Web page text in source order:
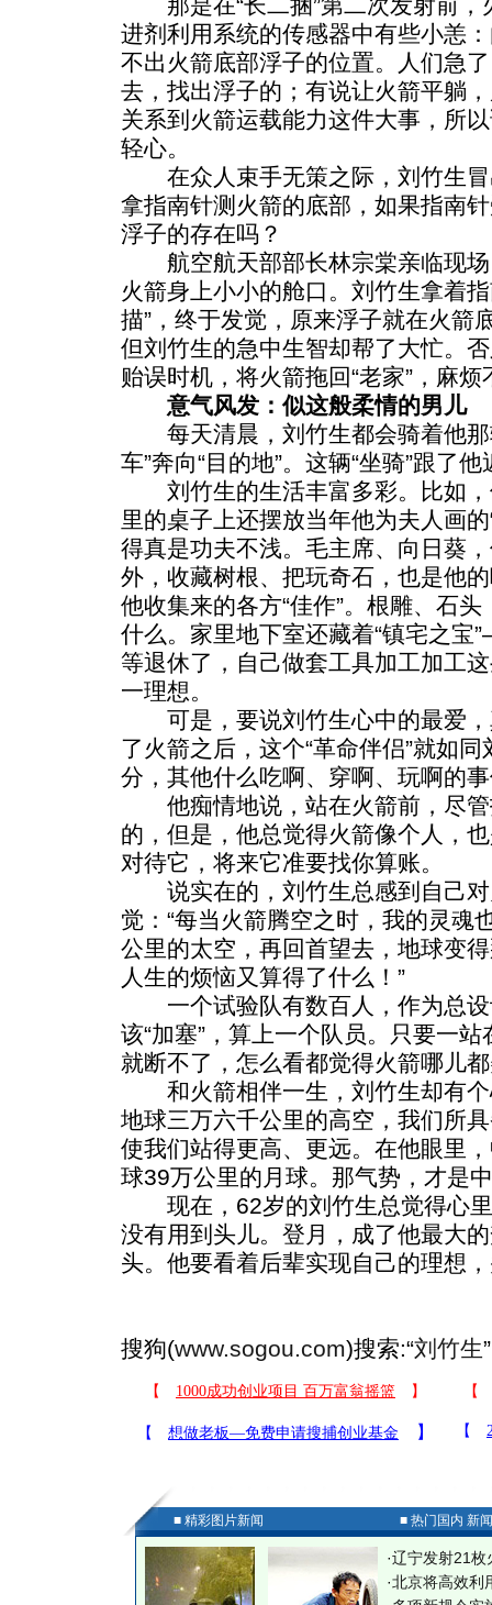
进剂利用系统的传感器中有些小恙
不出火箭底部浮子的位置。人们急
去，找出浮子的；有说让火箭平躺
关系到火箭运载能力这件大事，所
轻心。
在众人束手无策之际，刘竹生冒
拿指南针测火箭的底部，如果指南
浮子的存在吗？
航空航天部部长林宗棠亲临现场
火箭身上小小的舱口。刘竹生拿着
描”，终于发觉，原来浮子就在火箭
但刘竹生的急中生智却帮了大忙。
贻误时机，将火箭拖回“老家”，麻烦
意气风发：似这般柔情的男儿
每天清晨，刘竹生都会骑着他那
车”奔向“目的地”。这辆“坐骑”跟了
刘竹生的生活丰富多彩。比如，
里的桌子上还摆放当年他为夫人画
得真是功夫不浅。毛主席、向日葵
外，收藏树根、把玩奇石，也是他
他收集来的各方“佳作”。根雕、石
什么。家里地下室还藏着“镇宅之
等退休了，自己做套工具加工加工
一理想。
可是，要说刘竹生心中的最爱，
了火箭之后，这个“革命伴侣”就如
分，其他什么吃啊、穿啊、玩啊的
他痴情地说，站在火箭前，尽管
的，但是，他总觉得火箭像个人，
对待它，将来它准要找你算账。
说实在的，刘竹生总感到自己对
觉：“每当火箭腾空之时，我的灵魂
公里的太空，再回首望去，地球变
人生的烦恼又算得了什么！”
一个试验队有数百人，作为总设
该“加塞”，算上一个队员。只要一
就断不了，怎么看都觉得火箭哪儿
和火箭相伴一生，刘竹生却有个
地球三万六千公里的高空，我们所
使我们站得更高、更远。在他眼里
球39万公里的月球。那气势，才是
现在，62岁的刘竹生总觉得心里
没有用到头儿。登月，成了他最大
头。他要看着后辈实现自己的理想
搜狗(www.sogou.com)搜索:“刘竹生
■ 精彩图片新闻 ■ 热门国内 新
·辽宁发射21枚
·北京将高效利